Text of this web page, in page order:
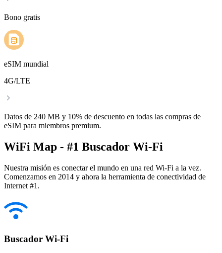
Bono gratis
eSIM mundial
4G/LTE
Datos de 240 MB y 10% de descuento en todas las compras de
eSIM para miembros premium.
WiFi Map - #1 Buscador Wi-Fi
Nuestra misión es conectar el mundo en una red Wi-Fi a la vez.
Comenzamos en 2014 y ahora la herramienta de conectividad de
Internet #1.
Buscador Wi-Fi